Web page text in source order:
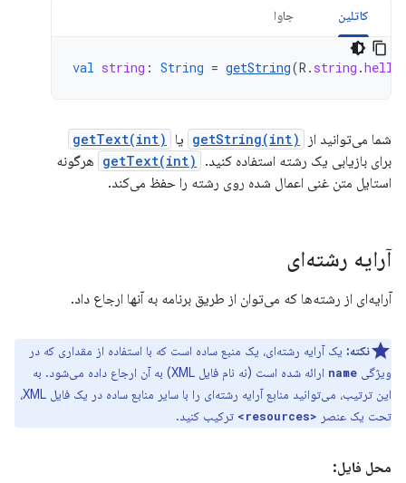
کاتلین جاوا
val string : String = getString(R . string .hello
شما می‌توانید از getString(int) یا getText(int)
برای بازیابی یک رشته استفاده کنید. getText(int) هرگونه
استایل متن غنی اعمال شده روی رشته را حفظ می‌کند.
آرایه رشته‌ای
آرایه‌ای از رشته‌ها که می‌توان از طریق برنامه به آنها ارجاع داد.
نکته: یک آرایه رشته‌ای، یک منبع ساده است که با استفاده از مقداری که در
ویژگی name
ارائه شده است (نه نام فایل XML) به آن ارجاع داده می‌شود. به
این ترتیب، می‌توانید منابع آرایه رشته‌ای را با سایر منابع ساده در یک فایل XML،
تحت یک عنصر <resources> ترکیب کنید.
محل فایل: